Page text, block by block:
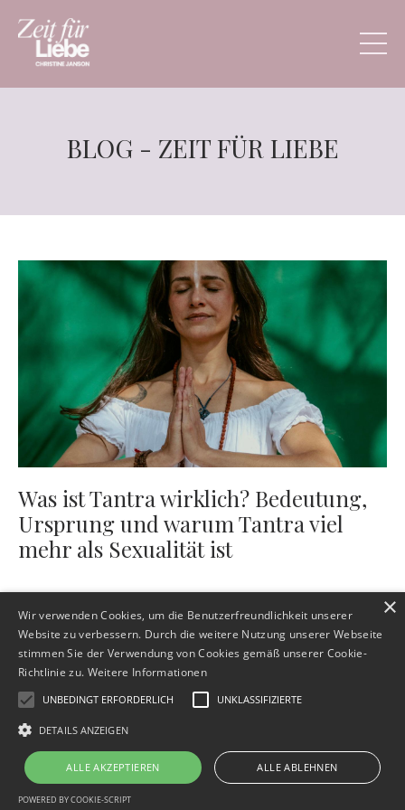
BLOG - ZEIT FÜR LIEBE
Was ist Tantra wirklich? Bedeutung,
Ursprung und warum Tantra viel
mehr als Sexualität ist
Verantwortung & Vertrauen
© 2026 Christine Janson - Intimitätscoaching für Beziehung, Sinnlichkeit und
persönliche Entwicklung
Wir verwenden Cookies, um die Benutzerfreundlichkeit unserer
Website zu verbessern. Durch die weitere Nutzung unserer Webseite
stimmen Sie der Verwendung von Cookies gemäß unserer Cookie-
Richtlinie zu. Weitere Informationen
UNBEDINGT ERFORDERLICH UNKLASSIFIZIERTE
DETAILS ANZEIGEN
ALLE AKZEPTIEREN ALLE ABLEHNEN
POWERED BY COOKIE-SCRIPT
×